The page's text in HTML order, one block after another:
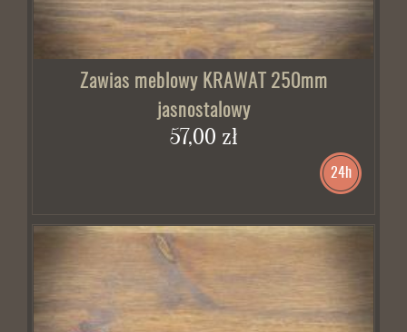
Zawias meblowy KRAWAT 250mm
jasnostalowy
57,00 zł
24h